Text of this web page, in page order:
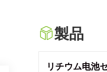
製品
リチウム电池